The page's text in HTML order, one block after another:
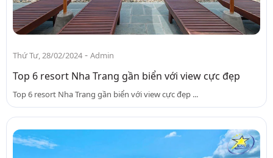
Thứ Tư, 28/02/2024 - Admin
Top 6 resort Nha Trang gần biển với view cực đẹp
Top 6 resort Nha Trang gần biển với view cực đẹp ...